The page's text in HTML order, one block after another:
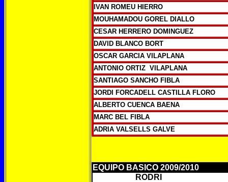
IVAN ROMEU HIERRO
MOUHAMADOU GOREL DIALLO
CESAR HERRERO DOMINGUEZ
DAVID BLANCO BORT
OSCAR GARCIA VILAPLANA
ANTONIO ORTIZ VILAPLANA
SANTIAGO SANCHO FIBLA
JORDI FORCADELL CASTILLA FLORO
ALBERTO CUENCA BAENA
MARC BEL FIBLA
ADRIA VALSELLS GALVE
EQUIPO BASICO 2009/2010
RODRI